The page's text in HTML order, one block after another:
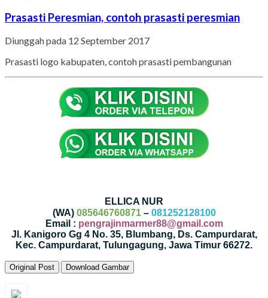
Prasasti Peresmian, contoh prasasti peresmian
Diunggah pada 12 September 2017
Prasasti logo kabupaten, contoh prasasti pembangunan
ELLICA NUR
(WA) 085646760871– 081252128100
Email : pengrajinmarmer88@gmail.com
Jl. Kanigoro Gg 4 No. 35, Blumbang, Ds. Campurdarat,
Kec. Campurdarat, Tulungagung, Jawa Timur 66272.
Original Post Download Gambar